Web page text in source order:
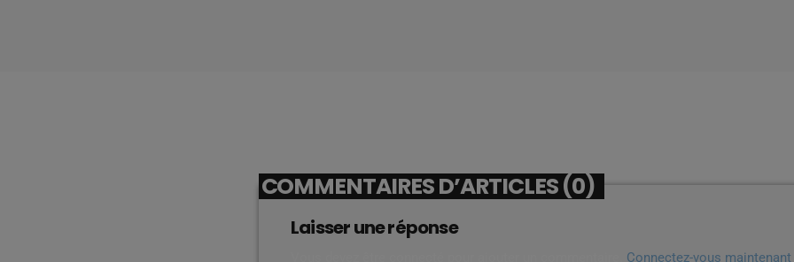
COMMENTAIRES D’ARTICLES (0)
Laisser une réponse
Connectez-vous maintenant